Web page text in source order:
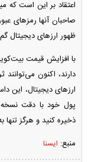
اعتقاد بر این است که
صاحبان آنها رمزهای
ظهور ارزهای دیجیتال
با افزایش قیمت
دارند، اکنون
ارزهای دیجیتال، این
پول خود با دقت نسخه
ذخیره کنید و هرگز تنها
منبع: ایسنا